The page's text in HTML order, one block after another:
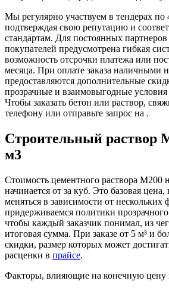
Мы регулярно участвуем в тендерах
подтверждая свою репутацию и
стандартам. Для постоянных
покупателей предусмотрена гибкая
возможность отсрочки платежа или
месяца. При оплате заказа наличными
предоставляются дополнительные
прозрачные и взаимовыгодные условия
Чтобы заказать бетон или раствор,
телефону или отправьте запрос на .
Строительный раствор
м3
Стоимость цементного раствора М200
начинается от за куб. Это базовая
меняться в зависимости от
придерживаемся политики
чтобы каждый заказчик понимал, из
итоговая сумма. При заказе от 5 м³ и
скидки, размер которых может
расценки в прайсе.
Факторы, влияющие на конечную цену